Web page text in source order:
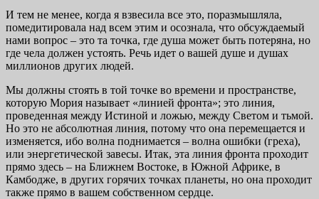
И тем не менее, когда я взвесила все это, поразмышляла,
помедитировала над всем этим и осознала, что обсуждаемый
нами вопрос – это та точка, где душа может быть потеряна, но
где чела должен устоять. Речь идет о вашей душе и душах
миллионов других людей.
Мы должны стоять в той точке во времени и пространстве,
которую Мория называет «линией фронта»; это линия,
проведенная между Истиной и ложью, между Светом и тьмой.
Но это не абсолютная линия, потому что она перемещается и
изменяется, ибо волна поднимается – волна ошибки (греха),
или энергетической завесы. Итак, эта линия фронта проходит
прямо здесь – на Ближнем Востоке, в Южной Африке, в
Камбодже, в других горячих точках планеты, но она проходит
также прямо в вашем собственном сердце.